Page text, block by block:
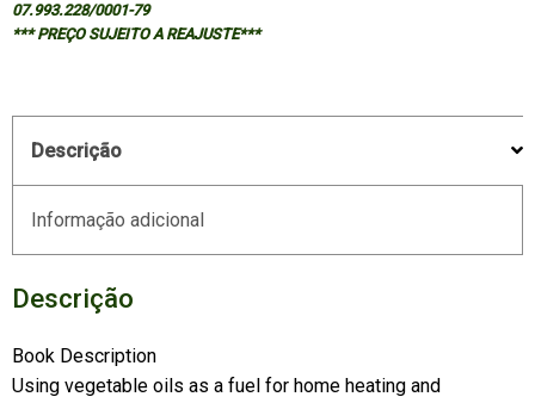
07.993.228/0001-79
*** PREÇO SUJEITO A REAJUSTE***
Descrição
Informação adicional
Descrição
Book Description
Using vegetable oils as a fuel for home heating and